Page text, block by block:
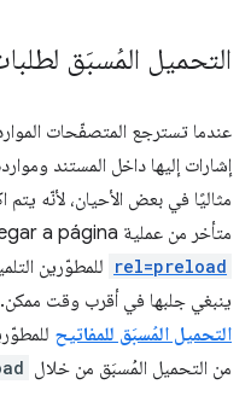
التحميل المُسبَق
عندما تسترجع المتصفّحات
إشارات إليها داخل المستند
مثاليًا في بعض الأحيان، لأنّه
متأخر من عملية carregar a página. لحسن الحظ، يتيح
rel=preload للمطوّرين
ينبغي جلبها في أقرب وقت ممكن.
التحميل المُسبَق للمفاتيح
من التحميل المُسبَق من خلال